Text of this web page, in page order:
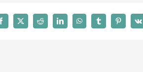
Facebook
X Reddit LinkedInWhatsAppTumblrPinterest
Vk